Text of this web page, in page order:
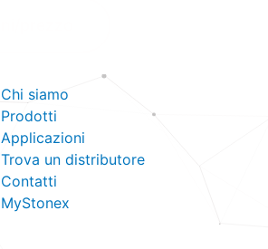
Chi siamo
Prodotti
Applicazioni
Trova un distributore
Contatti
MyStonex